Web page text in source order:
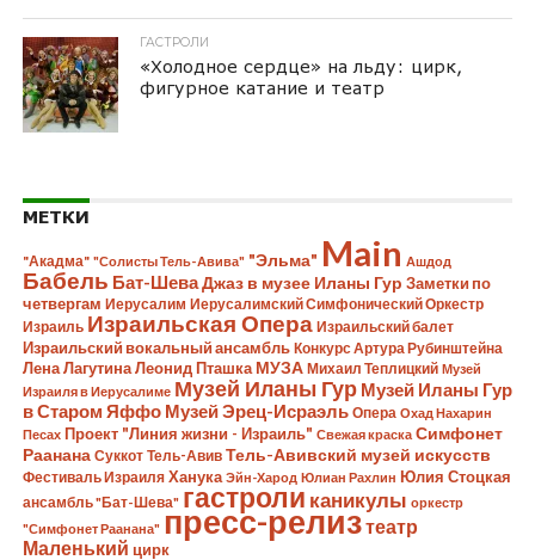
ГАСТРОЛИ
«Холодное сердце» на льду: цирк,
фигурное катание и театр
МЕТКИ
"Акадма" "Солисты Тель-Авива" "Эльма" Main Ашдод
Бабель Бат-ШеваДжаз в музее Иланы Гур Заметки по
четвергам Иерусалим Иерусалимский Симфонический Оркестр
Израиль Израильская Опера Израильский балет
Израильский вокальный ансамбль Конкурс Артура Рубинштейна
Лена Лагутина Леонид Пташка МУЗА Михаил Теплицкий Музей
Израиля в Иерусалиме Музей Иланы Гур Музей Иланы Гур
в Старом Яффо Музей Эрец-Исраэль Опера Охад Нахарин
Песах Проект "Линия жизни - Израиль" Свежая краска Симфонет
Раанана Суккот Тель-Авив Тель-Авивский музей искусств
Фестиваль Израиля Ханука Эйн-Харод Юлиан Рахлин Юлия Стоцкая
ансамбль "Бат-Шева" гастроли каникулы оркестр
"Симфонет Раанана" пресс-релизтеатр
Маленький цирк